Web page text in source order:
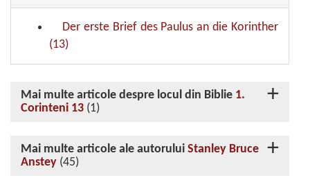
Der erste Brief des Paulus an die Korinther
(13)
Mai multe articole despre locul din Biblie 1.
Corinteni 13 (1)
Mai multe articole ale autorului Stanley Bruce
Anstey (45)